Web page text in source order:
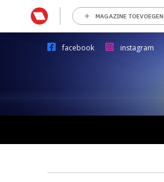
MAGAZINE TOEVOEGEN
facebook instagram